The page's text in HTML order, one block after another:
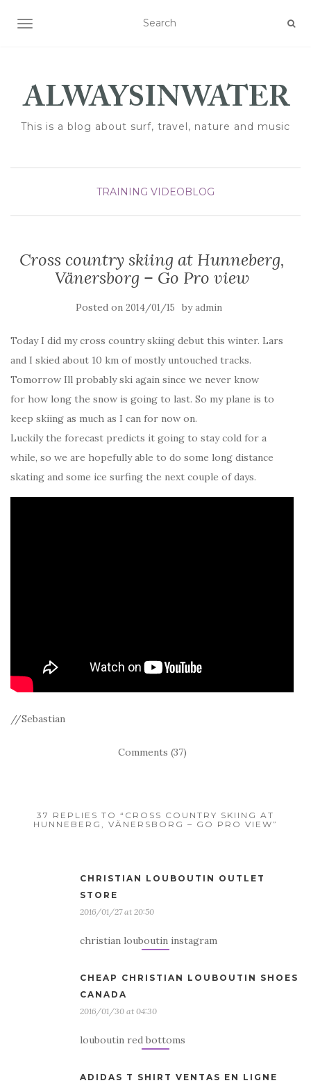
TOGGLE NAVIGATION
This is a blog about surf, travel, nature and music
TRAINING VIDEOBLOG
Cross country skiing at Hunneberg,
Vänersborg – Go Pro view
Posted on 2014/01/15 byadmin
Today I did my cross country skiing debut this winter. Lars
and I skied about 10 km of mostly untouched tracks.
Tomorrow Ill probably ski again since we never know
for how long the snow is going to last. So my plane is to
keep skiing as much as I can for now on.
Luckily the forecast predicts it going to stay cold for a
while, so we are hopefully able to do some long distance
skating and some ice surfing the next couple of days.
//Sebastian
Comments (37)
37 REPLIES TO “CROSS COUNTRY SKIING AT
HUNNEBERG, VÄNERSBORG – GO PRO VIEW”
CHRISTIAN LOUBOUTIN OUTLET
STORE
2016/01/27 at 20:50
christian louboutin instagram
CHEAP CHRISTIAN LOUBOUTIN SHOES
CANADA
2016/01/30 at 04:30
louboutin red bottoms
ADIDAS T SHIRT VENTAS EN LIGNE